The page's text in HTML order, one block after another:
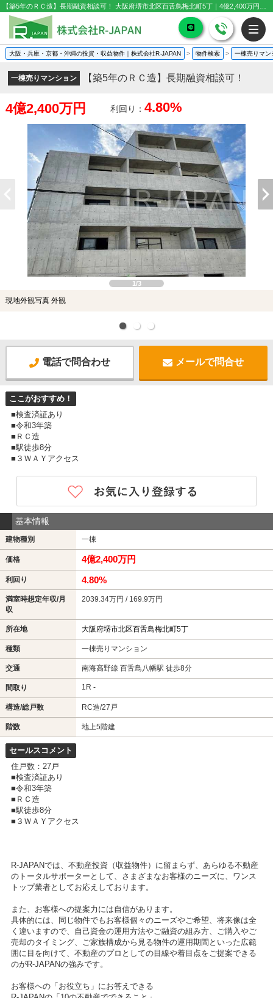
大阪・兵庫・京都・沖縄の投資・収益物件｜株式会社R-JAPAN > 物件検索 > 一棟売りマン
一棟売りマンション 【築5年のＲＣ造】長期融資相談可！
4億2,400万円 利回り： 4.80%
1/3
現地外観写真 外観
電話で問合わせ メールで問合せ
ここがおすすめ！
■検査済証あり
■令和3年築
■ＲＣ造
■駅徒歩8分
■３ＷＡＹアクセス
基本情報
建物種別 一棟
価格 4億2,400万円
利回り 4.80%
満室時想定年収/月
収
2039.34万円 / 169.9万円
所在地 大阪府堺市北区百舌鳥梅北町5丁
種類 一棟売りマンション
交通 南海高野線 百舌鳥八幡駅 徒歩8分
間取り 1R -
構造/総戸数 RC造/27戸
階数 地上5階建
セールスコメント
住戸数：27戸
■検査済証あり
■令和3年築
■ＲＣ造
■駅徒歩8分
■３ＷＡＹアクセス
R-JAPANでは、不動産投資（収益物件）に留まらず、あらゆる不動産
のトータルサポーターとして、さまざまなお客様のニーズに、ワンス
トップ業者としてお応えしております。
また、お客様への提案力には自信があります。
具体的には、同じ物件でもお客様個々のニーズやご希望、将来像は全
く違いますので、自己資金の運用方法やご融資の組み方、ご購入やご
売却のタイミング、ご家族構成から見る物件の運用期間といった広範
囲に目を向けて、不動産のプロとしての目線や着目点をご提案できる
のがR-JAPANの強みです。
お客様への「お役立ち」にお答えできる